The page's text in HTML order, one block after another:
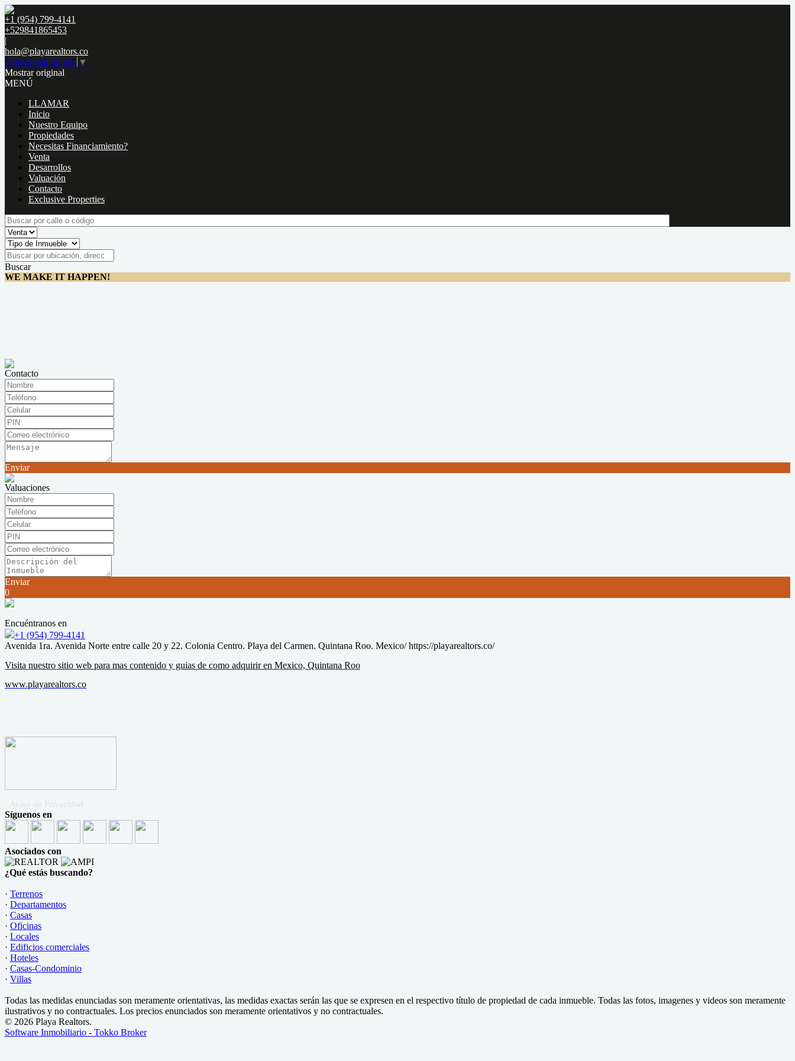
+1 (954) 799-4141
+529841865453
|
hola@playarealtors.co
Seleccionar idioma ▼
Mostrar original
MENÚ
LLAMAR
Inicio
Nuestro Equipo
Propiedades
Necesitas Financiamiento?
Venta
Desarrollos
Valuación
Contacto
Exclusive Properties
Buscar
WE MAKE IT HAPPEN!
Contacto
Enviar
Valuaciones
Enviar
0
Encuéntranos en
+1 (954) 799-4141
Avenida 1ra. Avenida Norte entre calle 20 y 22. Colonia Centro. Playa del Carmen. Quintana Roo. Mexico/ https://playarealtors.co/
Visita nuestro sitio web para mas contenido y guias de como adquirir en Mexico, Quintana Roo
www.playarealtors.co
· Aviso de Privacidad
Síguenos en
Asociados con
¿Qué estás buscando?
· Terrenos
· Departamentos
· Casas
· Oficinas
· Locales
· Edificios comerciales
· Hoteles
· Casas-Condominio
· Villas
Todas las medidas enunciadas son meramente orientativas, las medidas exactas serán las que se expresen en el respectivo título de propiedad de cada inmueble. Todas las fotos, imagenes y videos son meramente
ilustrativos y no contractuales. Los precios enunciados son meramente orientativos y no contractuales.
© 2026 Playa Realtors.
Software Inmobiliario - Tokko Broker